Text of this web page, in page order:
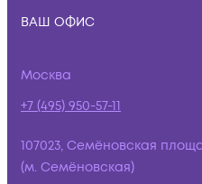
ВАШ ОФИС
Москва
+7 (495) 950-57-11
107023, Семёновская
(м. Семёновская)